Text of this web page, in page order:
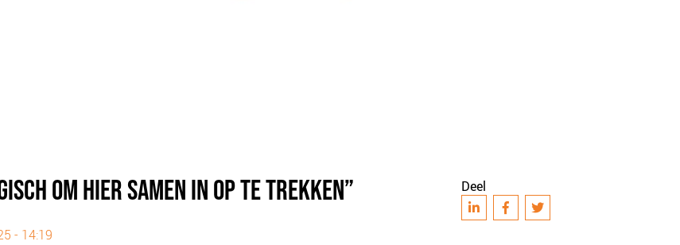
OM HIER SAMEN IN OP TE TREKKEN”
- 14:19
Deel